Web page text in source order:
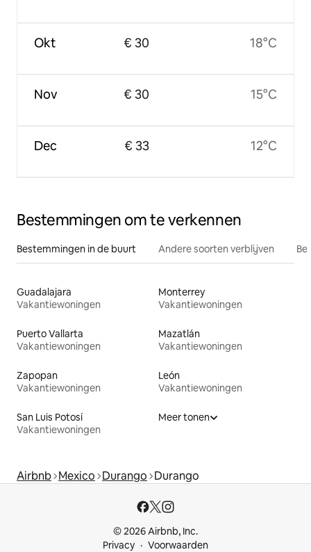
Okt
Nov
Dec
€ 30
€ 30
€ 33
18°C
15°C
12°C
Bestemmingen om te verkennen
Bestemmingen in de buurt Andere soorten verblijven
Guadalajara
Vakantiewoningen
Monterrey
Vakantiewoningen
Puerto Vallarta
Vakantiewoningen
Mazatlán
Vakantiewoningen
Zapopan
Vakantiewoningen
León
Vakantiewoningen
San Luis Potosí
Vakantiewoningen
Meer tonen
Airbnb Mexico Durango Durango
© 2026 Airbnb, Inc.
Privacy
Voorwaarden